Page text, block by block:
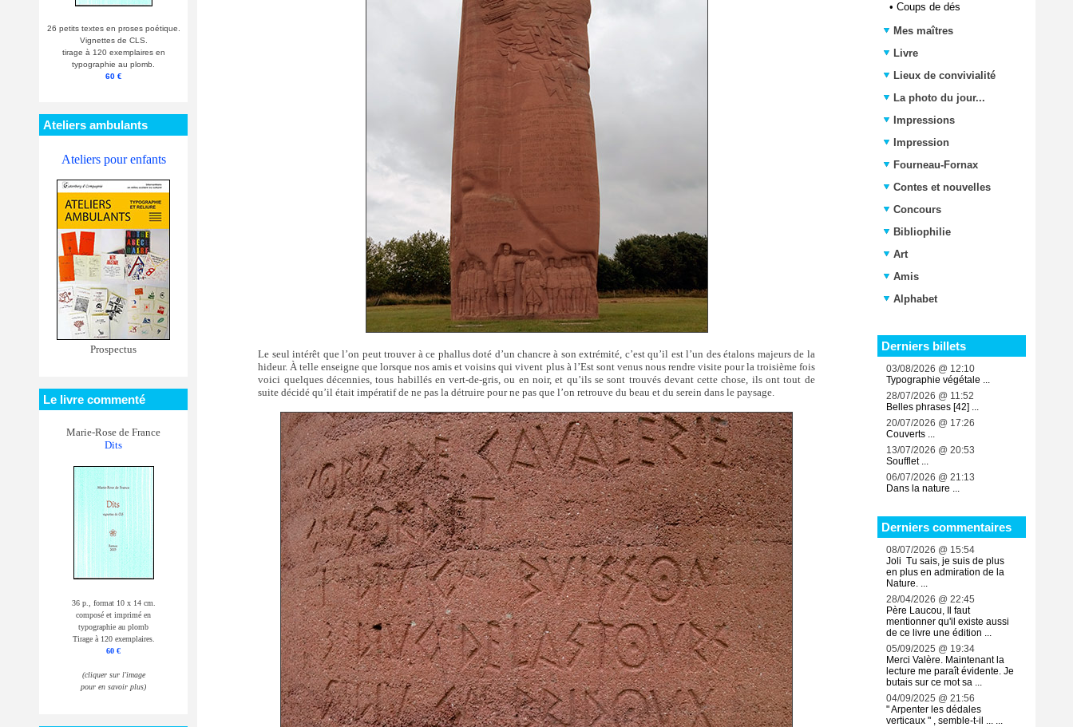
26 petits textes en proses poétique.
Vignettes de CLS.
tirage à 120 exemplaires en
typographie au plomb.
60 €
Ateliers ambulants
Ateliers pour enfants
Prospectus
Le livre commenté
Marie-Rose de France
Dits
36 p., format 10 x 14 cm.
composé et imprimé en
typographie au plomb
Tirage à 120 exemplaires.
60 €
(cliquer sur l'image
pour en savoir plus)
Le seul intérêt que l’on peut trouver à ce phallus doté d’un chancre à son extrémité, c’est qu’il est l’un des étalons majeurs de la
hideur. À telle enseigne que lorsque nos amis et voisins qui vivent plus à l’Est sont venus nous rendre visite pour la troisième fois
voici quelques décennies, tous habillés en vert-de-gris, ou en noir, et qu’ils se sont trouvés devant cette chose, ils ont tout de
suite décidé qu’il était impératif de ne pas la détruire pour ne pas que l’on retrouve du beau et du serein dans le paysage.
• Coups de dés
Mes maîtres
Livre
Lieux de convivialité
La photo du jour...
Impressions
Impression
Fourneau-Fornax
Contes et nouvelles
Concours
Bibliophilie
Art
Amis
Alphabet
Derniers billets
03/08/2026 @ 12:10
Typographie végétale ...
28/07/2026 @ 11:52
Belles phrases [42] ...
20/07/2026 @ 17:26
Couverts ...
13/07/2026 @ 20:53
Soufflet ...
06/07/2026 @ 21:13
Dans la nature ...
Derniers commentaires
08/07/2026 @ 15:54
Joli Tu sais, je suis de plus
en plus en admiration de la
Nature. ...
28/04/2026 @ 22:45
Père Laucou, Il faut
mentionner qu'il existe aussi
de ce livre une édition ...
05/09/2025 @ 19:34
Merci Valère. Maintenant la
lecture me paraît évidente. Je
butais sur ce mot sa ...
04/09/2025 @ 21:56
" Arpenter les dédales
verticaux " , semble-t-il ... ...